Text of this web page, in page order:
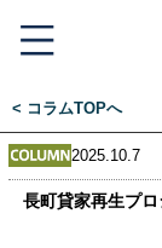
< コラムTOPへ
2025.10.7
長町貸家再生プロ